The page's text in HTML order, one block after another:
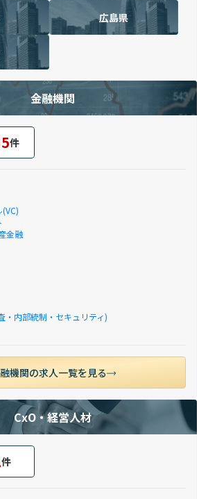
広島県
金融機関
件
金融
・内部統制・セキュリティ)
機関の求人一覧を見る
CxO・経営人材
件